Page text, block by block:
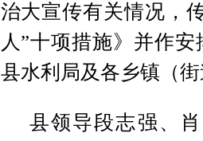
治大宣传有关情况，
人”十项措施》并作
县水利局及各乡镇（
县领导段志强、